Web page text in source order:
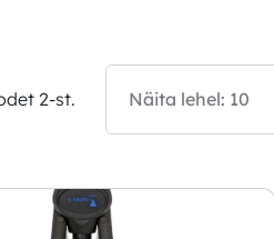
2-st.